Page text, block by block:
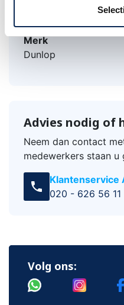
Merk
Dunlop
Advies nodig of
Neem dan contact
medewerkers staan
call
Klantenservice
020 - 626 56 11
Volg ons: